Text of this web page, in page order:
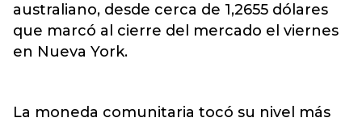
australiano, desde cerca de 1,2655 dólares
que marcó al cierre del mercado el viernes
en Nueva York.
La moneda comunitaria tocó su nivel más